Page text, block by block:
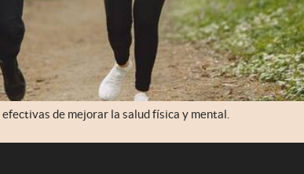
de mejorar la salud física y mental.